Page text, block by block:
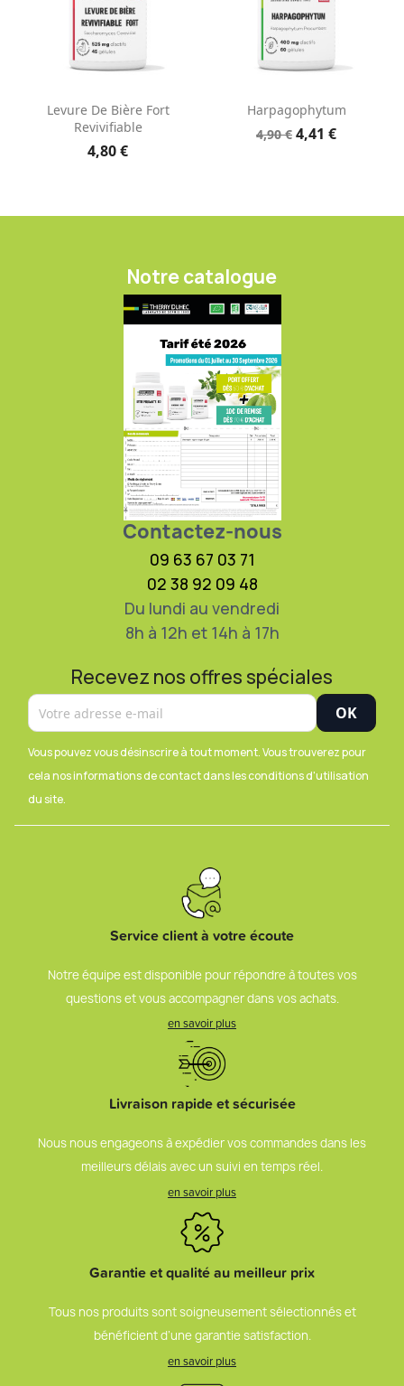
Levure De Bière Fort
Revivifiable
4,80 €
Harpagophytum
4,90 € 4,41 €
Notre catalogue
Contactez-nous
09 63 67 03 71
02 38 92 09 48
Du lundi au vendredi
8h à 12h et 14h à 17h
Recevez nos offres spéciales
Vous pouvez vous désinscrire à tout moment. Vous trouverez pour
cela nos informations de contact dans les conditions d'utilisation
du site.
Service client à votre écoute
Notre équipe est disponible pour répondre à toutes vos
questions et vous accompagner dans vos achats.
en savoir plus
Livraison rapide et sécurisée
Nous nous engageons à expédier vos commandes dans les
meilleurs délais avec un suivi en temps réel.
en savoir plus
Garantie et qualité au meilleur prix
Tous nos produits sont soigneusement sélectionnés et
bénéficient d’une garantie satisfaction.
en savoir plus